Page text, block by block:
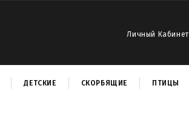
Личный Кабинет
ДЕТСКИЕ СКОРБЯЩИЕ ПТИЦЫ